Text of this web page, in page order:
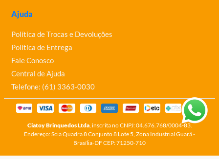
Ajuda
Política de Trocas e Devoluções
Política de Entrega
Fale Conosco
Central de Ajuda
Telefone: (61) 3363-0030
Ciatoy Brinquedos Ltda, inscrita no CNPJ: 04.676.768/0004-83.
Endereço: Scia Quadra 8 Conjunto 8 Lote 5, Zona Industrial Guará -
Brasília-DF CEP: 71250-710